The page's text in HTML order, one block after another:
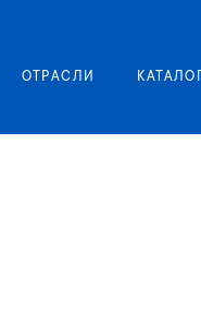
ОТРАСЛИ КАТАЛОГ